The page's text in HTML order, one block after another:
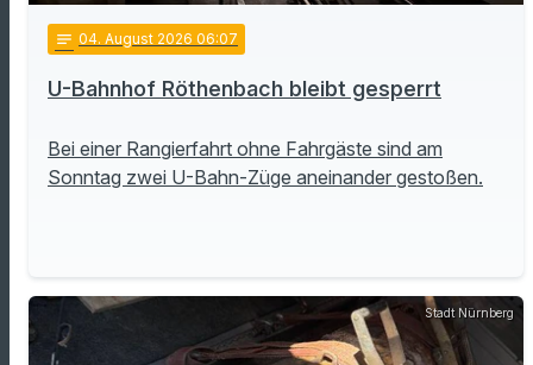
notes 04. August 2026 06:07
U-Bahnhof Röthenbach bleibt gesperrt
Bei einer Rangierfahrt ohne Fahrgäste sind am
Sonntag zwei U-Bahn-Züge aneinander gestoßen.
Stadt Nürnberg